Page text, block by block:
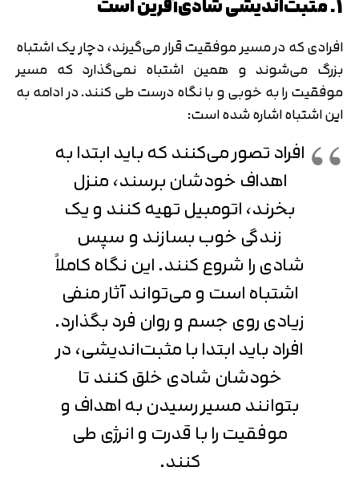
افرادی که در مسیر موفقیت قرار می‌گیرند، دچار یک اشتباه
بزرگ می‌شوند و همین اشتباه نمی‌گذارد که مسیر
موفقیت را به خوبی و با نگاه درست طی کنند. در ادامه به
این اشتباه اشاره شده است:
افراد تصور می‌کنند که باید ابتدا به
اهداف خودشان برسند، منزل
بخرند، اتومبیل تهیه کنند و یک
زندگی خوب بسازند و سپس
شادی را شروع کنند. این نگاه کاملاً
اشتباه است و می‌تواند آثار منفی
زیادی روی جسم و روان فرد بگذارد.
افراد باید ابتدا با مثبت‌اندیشی، در
خودشان شادی خلق کنند تا
بتوانند مسیر رسیدن به اهداف و
موفقیت را با قدرت و انرژی طی
کنند.